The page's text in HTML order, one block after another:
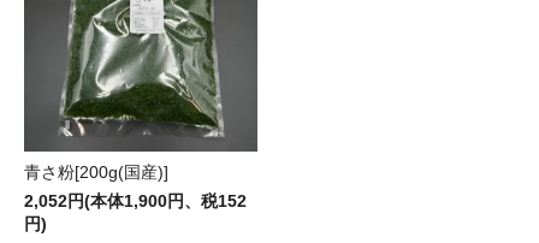
青さ粉[200g(国産)]
2,052円(本体1,900円、税152
円)